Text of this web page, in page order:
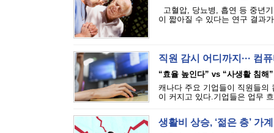
고혈압, 당뇨병, 흡연 등 중년
이 짧아질 수 있다는 연구 결과
직원 감시 어디까지··· 컴
“효율 높인다” vs “사생활 침해”
캐나다 주요 기업들이 직원들의
이 커지고 있다.기업들은 업무
생활비 상승, ‘젊은 층’ 가